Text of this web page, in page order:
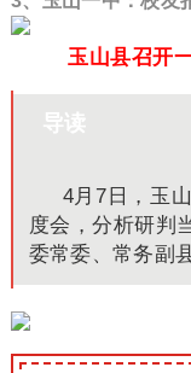
玉山县召开
导读
4月7日，玉
度会，分析研判
委常委、常务副